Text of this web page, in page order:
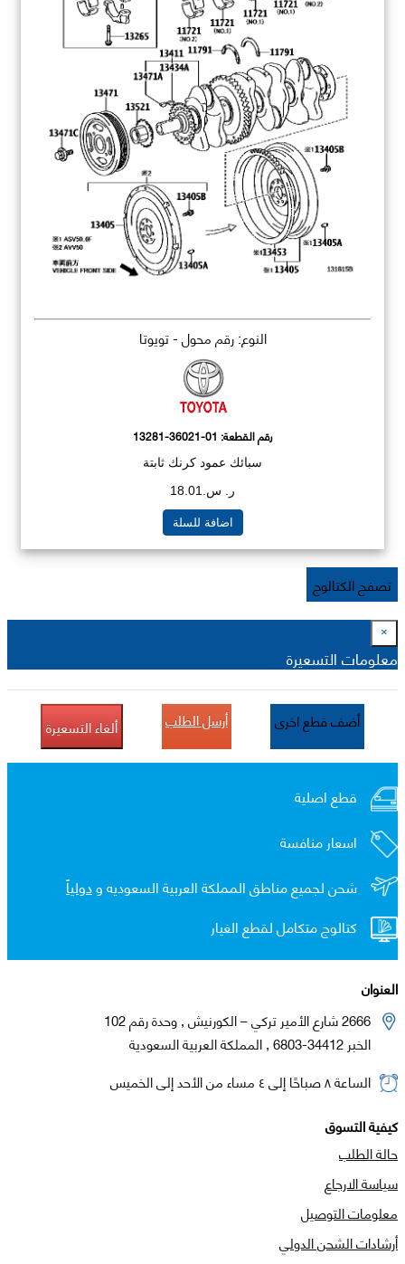
النوع: رقم محول - تويوتا
رقم القطعة: 13281-36021-01
سبائك عمود كرنك ثابتة
ر. س.18.01
اضافة للسلة
تصفح الكتالوج
×
معلومات التسعيرة
أضف قطع اخرى أرسل الطلب ألغاء التسعيرة
قطع اصلية
اسعار منافسة
شحن لجميع مناطق المملكة العربية السعوديه ودولياً
كتالوج متكامل لقطع الغيار
العنوان
2666 شارع الأمير تركي – الكورنيش , وحدة رقم 102
الخبر 34412-6803 , المملكة العربية السعودية
الساعة ٨ صباحًا إلى ٤ مساء من الأحد إلى الخميس
كيفية التسوق
حالة الطلب
سياسة الارجاع
معلومات التوصيل
أرشادات الشحن الدولي